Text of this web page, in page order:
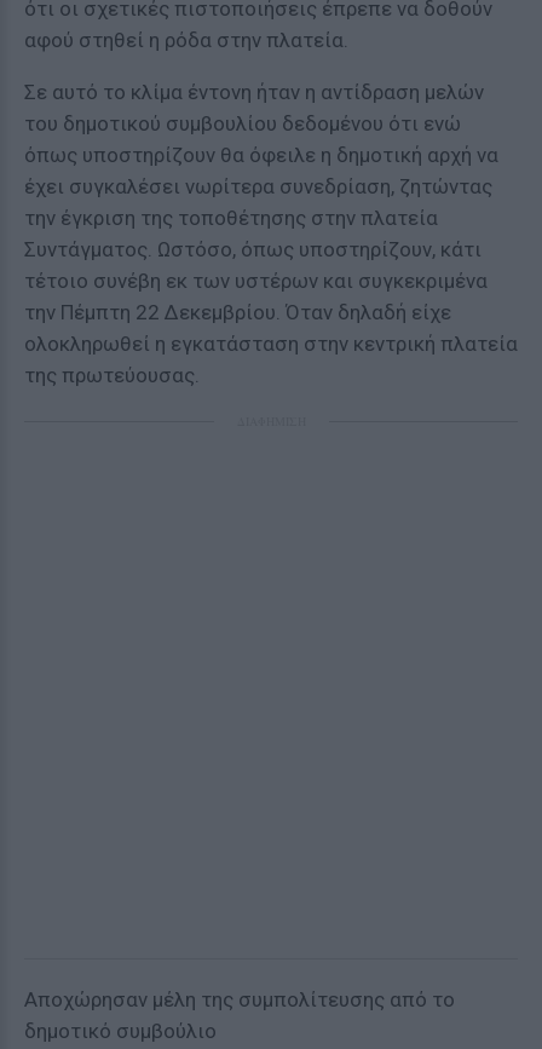
ότι οι σχετικές πιστοποιήσεις έπρεπε να δοθούν
αφού στηθεί η ρόδα στην πλατεία.
Σε αυτό το κλίμα έντονη ήταν η αντίδραση μελών
του δημοτικού συμβουλίου δεδομένου ότι ενώ
όπως υποστηρίζουν θα όφειλε η δημοτική αρχή να
έχει συγκαλέσει νωρίτερα συνεδρίαση, ζητώντας
την έγκριση της τοποθέτησης στην πλατεία
Συντάγματος. Ωστόσο, όπως υποστηρίζουν, κάτι
τέτοιο συνέβη εκ των υστέρων και συγκεκριμένα
την Πέμπτη 22 Δεκεμβρίου. Όταν δηλαδή είχε
ολοκληρωθεί η εγκατάσταση στην κεντρική πλατεία
της πρωτεύουσας.
Αποχώρησαν μέλη της συμπολίτευσης από το
δημοτικό συμβούλιο